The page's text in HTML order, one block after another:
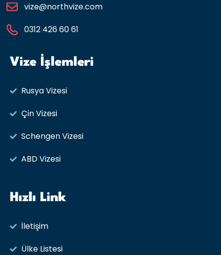
vize@northvize.com
0312 426 60 61
Vize İşlemleri
Rusya Vizesi​
Çin Vizesi
Schengen Vizesi
ABD Vizesi
Hızlı Link
İletişim
Ülke Listesi